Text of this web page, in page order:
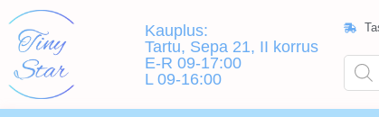
Kauplus:
Tartu, Sepa 21, II korrus
E-R 09-17:00
L 09-16:00